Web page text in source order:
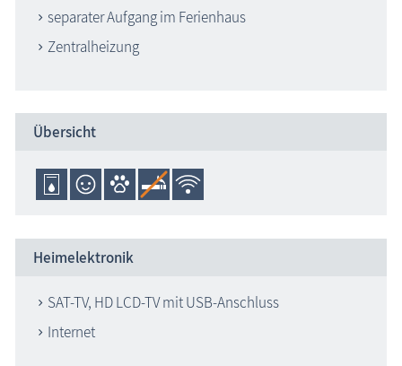
separater Aufgang im Ferienhaus
Zentralheizung
Übersicht
Heimelektronik
SAT-TV, HD LCD-TV mit USB-Anschluss
Internet